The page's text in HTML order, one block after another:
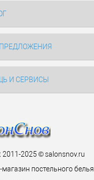
И СЕРВИСЫ
2011-2025 © salonsnov.ru
магазин постельного белья.